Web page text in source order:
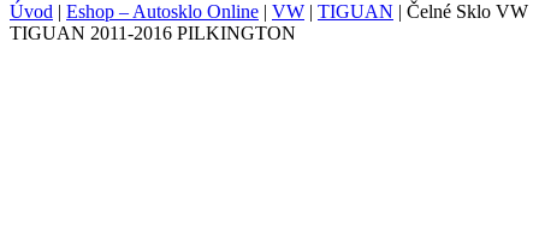
Úvod | Eshop – Autosklo Online | VW | TIGUAN | Čelné Sklo VW
TIGUAN 2011-2016 PILKINGTON